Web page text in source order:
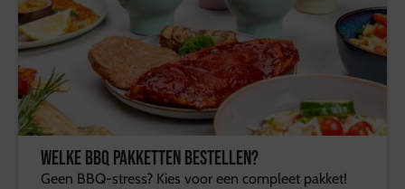
Welke BBQ pakketten bestellen?
Geen BBQ-stress? Kies voor een compleet pakket!